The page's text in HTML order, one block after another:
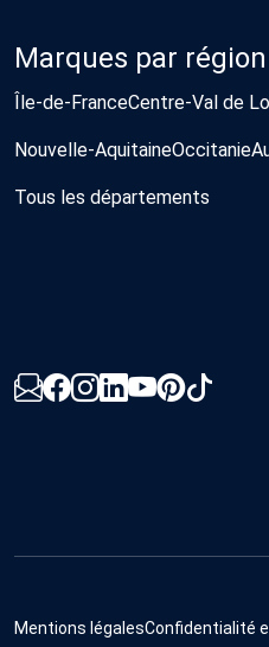
Marques par région
Île-de-FranceCentre-Val de
Nouvelle-AquitaineOccitanie
Tous les départements
Mentions légalesConfidentialité